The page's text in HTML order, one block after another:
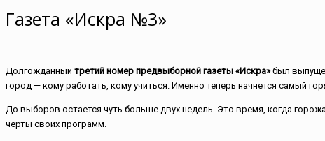
Газета «Искра №3»
Долгожданный третий номер предвыборной газеты «Искра»был
город — кому работать, кому учиться. Именно теперь начнется самый
До выборов остается чуть больше двух недель. Это время, когда
черты своих программ.